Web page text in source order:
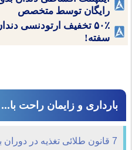
رایگان توسط متخصص
۵۰٪ تخفیف ارتودنسی
سفته!
بارداری و زایمان راحت با...
7 قانون طلائی تغذیه در دوران بارداری